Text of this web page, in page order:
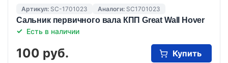
Артикул: SC-1701023 Аналоги: SC1701023
Сальник первичного вала КПП Great Wall Hover
Есть в наличии
100 руб. Купить